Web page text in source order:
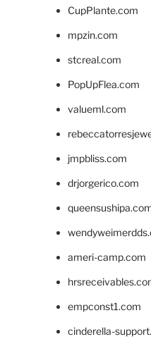
CupPlante.com
mpzin.com
stcreal.com
PopUpFlea.com
valueml.com
jmpbliss.com
drjorgerico.com
ameri-camp.com
empconst1.com
cinderella-